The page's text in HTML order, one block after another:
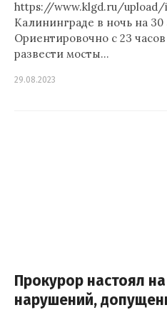
https://www.klgd.ru/upload/
Калининграде в ночь на
Ориентировочно с 23 часов
развести мосты…
29.08.2023
Прокурор настоял
нарушений,